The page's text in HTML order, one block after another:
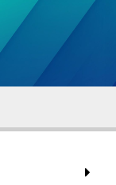
Copy